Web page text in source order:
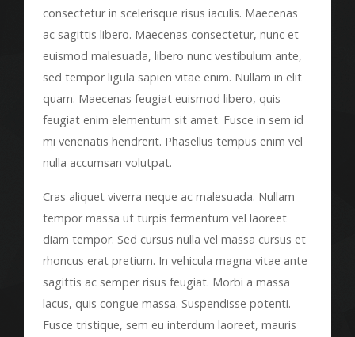
consectetur in scelerisque risus iaculis. Maecenas
ac sagittis libero. Maecenas consectetur, nunc et
euismod malesuada, libero nunc vestibulum ante,
sed tempor ligula sapien vitae enim. Nullam in elit
quam. Maecenas feugiat euismod libero, quis
feugiat enim elementum sit amet. Fusce in sem id
mi venenatis hendrerit. Phasellus tempus enim vel
nulla accumsan volutpat.
Cras aliquet viverra neque ac malesuada. Nullam
tempor massa ut turpis fermentum vel laoreet
diam tempor. Sed cursus nulla vel massa cursus et
rhoncus erat pretium. In vehicula magna vitae ante
sagittis ac semper risus feugiat. Morbi a massa
lacus, quis congue massa. Suspendisse potenti.
Fusce tristique, sem eu interdum laoreet, mauris